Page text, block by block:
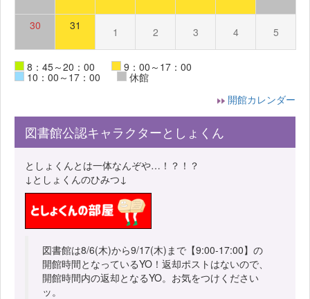
30 31 1 2 3 4 5
8：45～20：00 9：00～17：00
10：00～17：00
休館
開館カレンダー
図書館公認キャラクターとしょくん
としょくんとは一体なんぞや…！？！？
↓としょくんのひみつ↓
図書館は8/6(木)から9/17(木)まで【9:00-17:00】の
開館時間となっているYO！返却ポストはないので、
開館時間内の返却となるYO。お気をつけください
ッ。